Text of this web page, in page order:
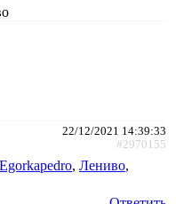
22/12/2021 14:39:33
#2970155
Egorkapedro, Лениво,